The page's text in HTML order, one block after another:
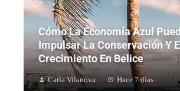
Cómo La Economía Azul
Impulsar La Conservación Y
Crecimiento En Belice
Carla Vilanova Hace 7 días